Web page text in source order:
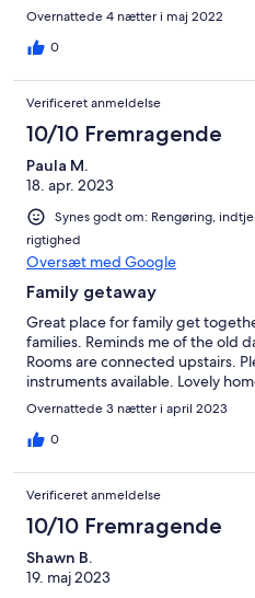
Overnattede 4 nætter i maj 2022
0
Verificeret anmeldelse
10/10 Fremragende
Paula M.
18. apr. 2023
Synes godt om: Rengøring,
rigtighed
Oversæt med Google
Family getaway
Great place for family get
families. Reminds me of the old
Rooms are connected upstairs.
instruments available. Lovely
Overnattede 3 nætter i april 2023
0
Verificeret anmeldelse
10/10 Fremragende
Shawn B.
19. maj 2023